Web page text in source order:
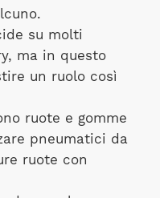
su molti
ma in questo
un ruolo così
ruote e gomme
pneumatici da
ruote con